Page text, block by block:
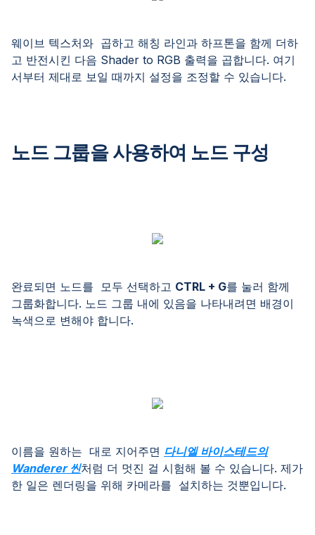
웨이브 텍스처와 곱하고 해칭 라인과 하프톤을 함께 더하
고 반전시킨 다음 Shader to RGB 출력을 곱합니다. 여기
서부터 제대로 보일 때까지 설정을 조정할 수 있습니다.
노드 그룹을 사용하여 노드 구성
완료되면 노드를 모두 선택하고 CTRL + G를 눌러 함께
그룹화합니다. 노드 그룹 내에 있음을 나타내려면 배경이
녹색으로 변해야 합니다.
이름을 원하는 대로 지어주면 다니엘 바이스테드의
Wanderer 씬처럼 더 멋진 걸 시험해 볼 수 있습니다. 제가
한 일은 렌더링을 위해 카메라를 설치하는 것뿐입니다.